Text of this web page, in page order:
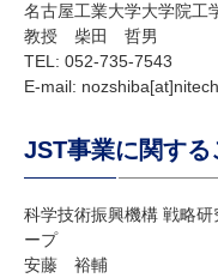
名古屋工業大学大学院工
教授 柴田 哲男
TEL: 052-735-7543
E-mail:
JST事業に関する
科学技術振興機構 戦略
ープ
安藤 裕輔